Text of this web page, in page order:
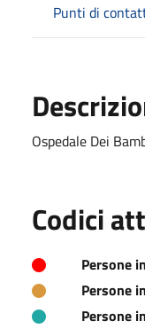
Punti di
Ospedale Dei
Codici
Persone
Persone
Persone